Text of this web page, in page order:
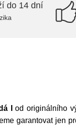
do 14 dní
I od originálního
garantovat jen